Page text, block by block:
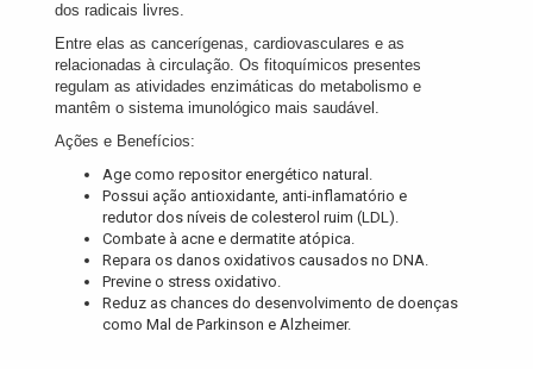
dos radicais livres.
Entre elas as cancerígenas, cardiovasculares e as
relacionadas à circulação. Os fitoquímicos presentes
regulam as atividades enzimáticas do metabolismo e
mantêm o sistema imunológico mais saudável.
Ações e Benefícios:
Age como repositor energético natural.
Possui ação antioxidante, anti-inflamatório e
redutor dos níveis de colesterol ruim (LDL).
Combate à acne e dermatite atópica.
Repara os danos oxidativos causados no DNA.
Previne o stress oxidativo.
Reduz as chances do desenvolvimento de doenças
como Mal de Parkinson e Alzheimer.